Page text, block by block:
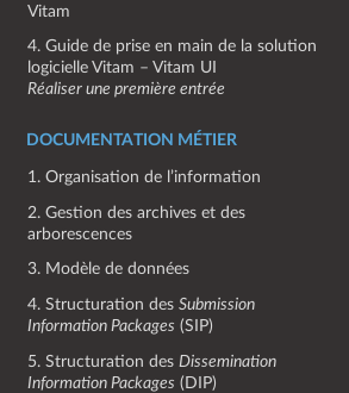
Vitam
4. Guide de prise en main de la solution
logicielle Vitam – Vitam UI
Réaliser une première entrée
DOCUMENTATION MÉTIER
1. Organisation de l’information
2. Gestion des archives et des
arborescences
3. Modèle de données
4. Structuration desSubmission
Information Packages (SIP)
5. Structuration des Dissemination
Information Packages (DIP)